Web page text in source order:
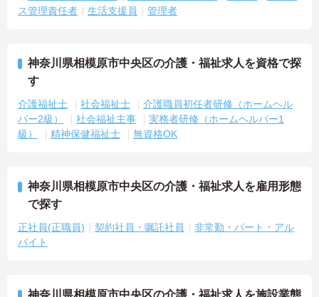
ス管理責任者
生活支援員 管理者
神奈川県相模原市中央区の介護・福祉求人を資格で探
す
介護福祉士 社会福祉士
介護職員初任者研修（ホームヘル
パー2級）
社会福祉主事
実務者研修（ホームヘルパー1
級）
精神保健福祉士 無資格OK
神奈川県相模原市中央区の介護・福祉求人を雇用形態
で探す
正社員(正職員) 契約社員・嘱託社員
非常勤・パート・アル
バイト
神奈川県相模原市中央区の介護・福祉求人を施設業態